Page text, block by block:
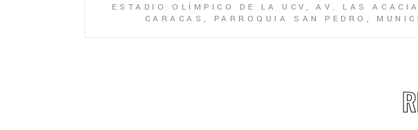
ESTADIO OLÍMPICO DE LA UCV, AV. LAS
CARACAS, PARROQUIA SAN PEDRO,